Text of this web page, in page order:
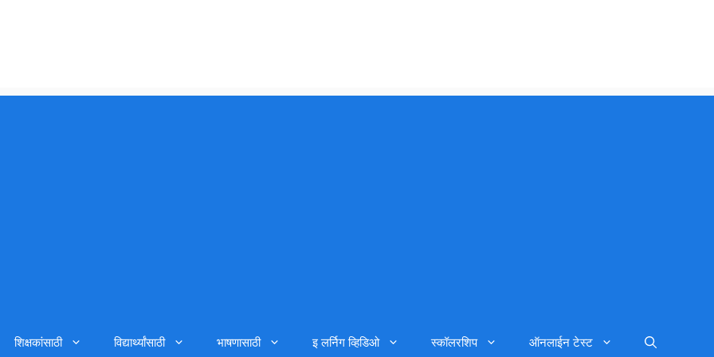
शिक्षकांसाठी विद्यार्थ्यांसाठी भाषणासाठी इ लर्निग व्हिडिओ स्कॉलरशिप ऑनलाईन टेस्ट